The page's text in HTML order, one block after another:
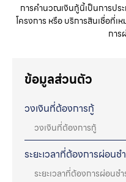
การคำนวณเงินกู้นี้เป็นการปร
โครงการ หรือ บริการสินเชื่อที่เ
กา
ข้อมูลส่วนตัว
วงเงินที่ต้องการกู้
ระยะเวลาที่ต้องการผ่อนช